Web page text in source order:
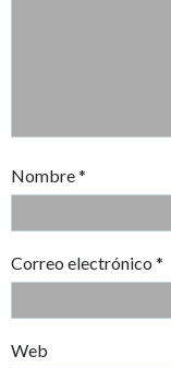
Nombre*
Correo electrónico *
Web